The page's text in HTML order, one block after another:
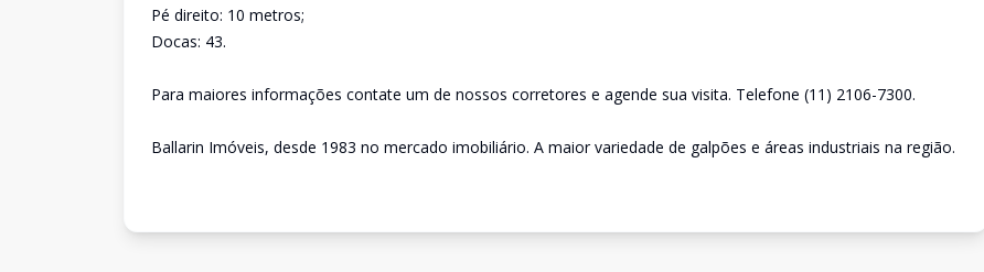
Pé direito: 10 metros;
Docas: 43.
Para maiores informações contate um de nossos corretores e agende sua visita. Telefone (11) 2106-7300.
Ballarin Imóveis, desde 1983 no mercado imobiliário. A maior variedade de galpões e áreas industriais na região.